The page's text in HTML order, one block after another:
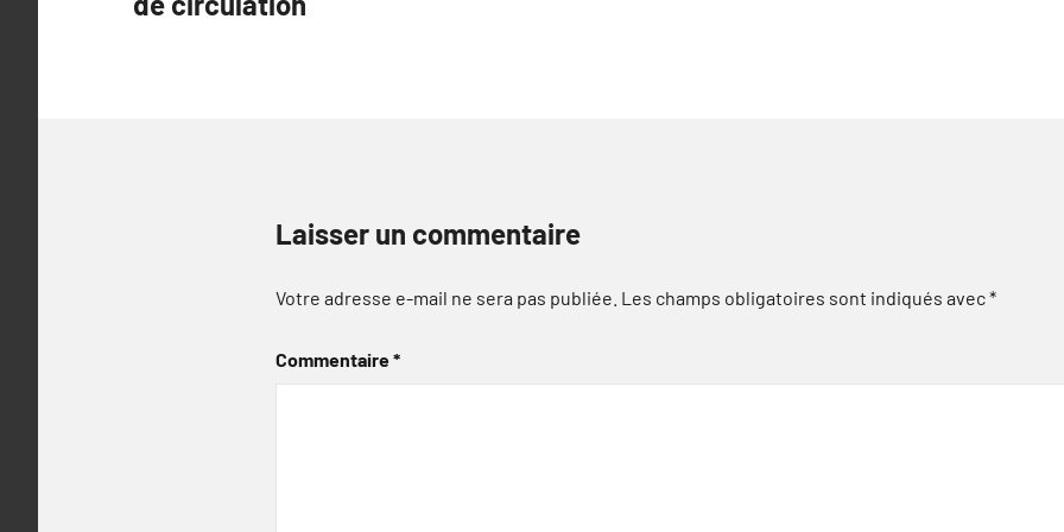
l’article
Laisser un commentaire
Votre adresse e-mail ne sera pas publiée. Les champs obligatoires sont indiqués avec*
Commentaire*